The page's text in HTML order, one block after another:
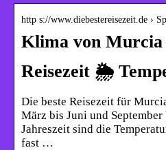
http s://www.diebestereisezeit.de ›
Klima von
Reisezeit 🌦️
Die beste Reisezeit für
März bis Juni und
Jahreszeit sind die
fast …